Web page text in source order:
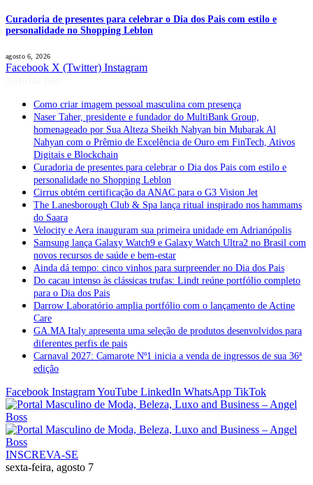
Curadoria de presentes para celebrar o Dia dos Pais com estilo e
personalidade no Shopping Leblon
agosto 6, 2026
Facebook X (Twitter) Instagram
Como criar imagem pessoal masculina com presença
Naser Taher, presidente e fundador do MultiBank Group,
homenageado por Sua Alteza Sheikh Nahyan bin Mubarak Al
Nahyan com o Prêmio de Excelência de Ouro em FinTech, Ativos
Digitais e Blockchain
Curadoria de presentes para celebrar o Dia dos Pais com estilo e
personalidade no Shopping Leblon
Cirrus obtém certificação da ANAC para o G3 Vision Jet
The Lanesborough Club & Spa lança ritual inspirado nos hammams
do Saara
Velocity e Aera inauguram sua primeira unidade em Adrianópolis
Samsung lança Galaxy Watch9 e Galaxy Watch Ultra2 no Brasil com
novos recursos de saúde e bem-estar
Ainda dá tempo: cinco vinhos para surpreender no Dia dos Pais
Do cacau intenso às clássicas trufas: Lindt reúne portfólio completo
para o Dia dos Pais
Darrow Laboratório amplia portfólio com o lançamento de Actine
Care
GA.MA Italy apresenta uma seleção de produtos desenvolvidos para
diferentes perfis de pais
Carnaval 2027: Camarote Nº1 inicia a venda de ingressos de sua 36ª
edição
Facebook InstagramYouTube LinkedIn WhatsApp TikTok
INSCREVA-SE
sexta-feira, agosto 7